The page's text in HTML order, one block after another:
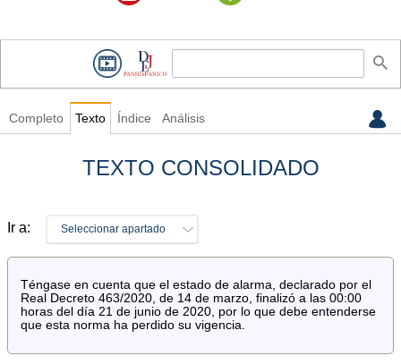
Completo Texto Índice Análisis
TEXTO CONSOLIDADO
Ir a: Seleccionar apartado
Téngase en cuenta que el estado de alarma, declarado por el
Real Decreto 463/2020, de 14 de marzo, finalizó a las 00:00
horas del día 21 de junio de 2020, por lo que debe entenderse
que esta norma ha perdido su vigencia.